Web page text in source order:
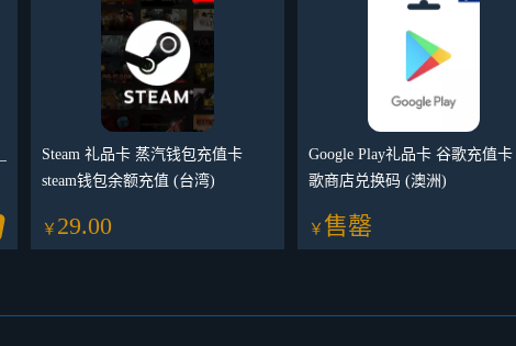
Steam 礼品卡 蒸汽钱包充值卡
steam钱包余额充值 (台湾)
￥ 29.00
Google Play礼品卡 谷歌充值卡
歌商店兑换码 (澳洲)
￥ 售罄